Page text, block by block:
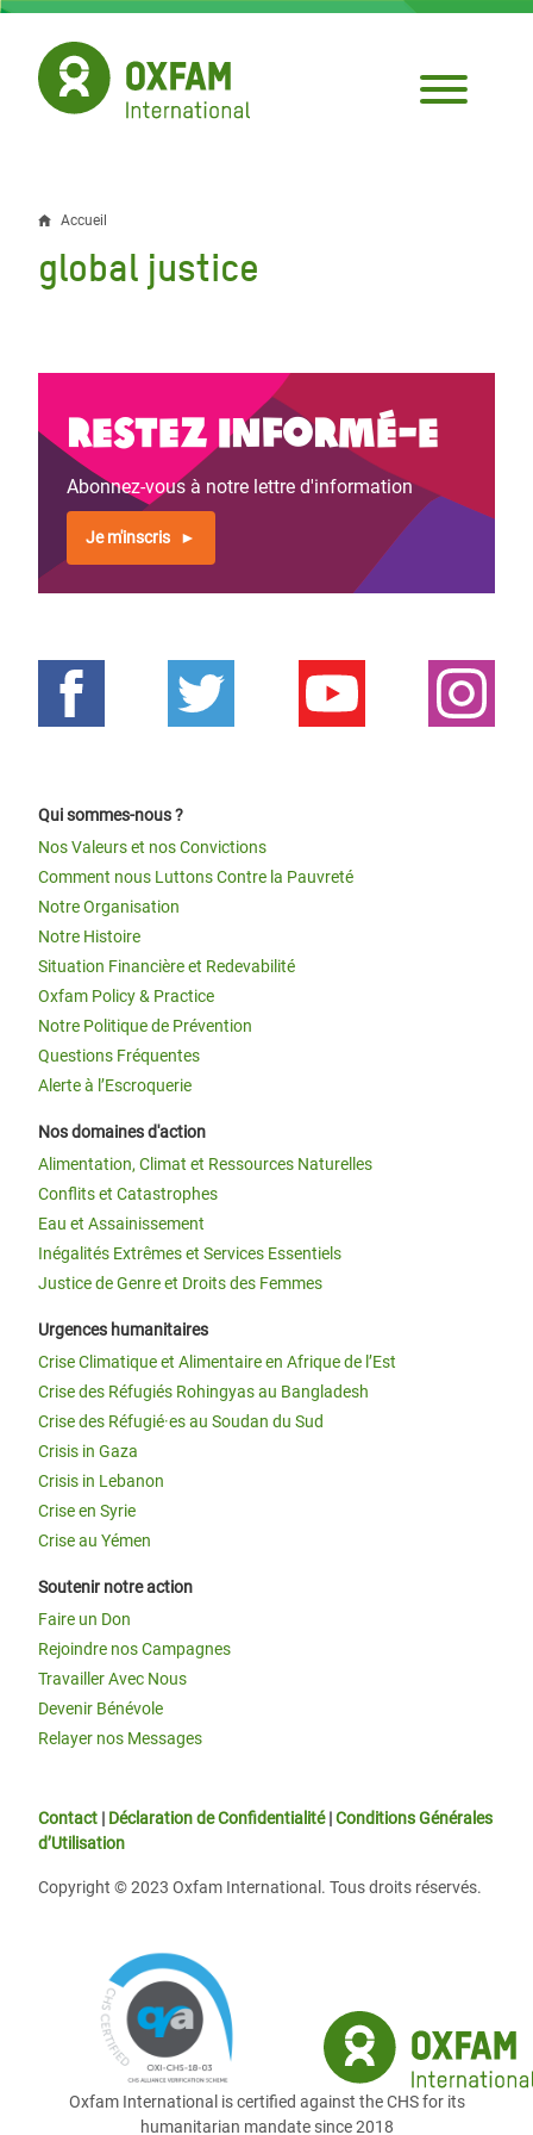
Aller
contenu
principal
Fil
d'Ariane
Accueil
global justice
Restez informé-e
Abonnez-vous à notre lettre d'information
Je m'inscris
Qui sommes-nous ?
Nos Valeurs et nos Convictions
Comment nous Luttons Contre la Pauvreté
Notre Organisation
Notre Histoire
Situation Financière et Redevabilité
Oxfam Policy & Practice
Notre Politique de Prévention
Questions Fréquentes
Alerte à l’Escroquerie
Nos domaines d'action
Alimentation, Climat et Ressources Naturelles
Conflits et Catastrophes
Eau et Assainissement
Inégalités Extrêmes et Services Essentiels
Justice de Genre et Droits des Femmes
Urgences humanitaires
Crise Climatique et Alimentaire en Afrique de l’Est
Crise des Réfugiés Rohingyas au Bangladesh
Crise des Réfugié·es au Soudan du Sud
Crisis in Gaza
Crisis in Lebanon
Crise en Syrie
Crise au Yémen
Soutenir notre action
Faire un Don
Rejoindre nos Campagnes
Travailler Avec Nous
Devenir Bénévole
Relayer nos Messages
Contact | Déclaration de Confidentialité|Conditions Générales
d’Utilisation
Copyright © 2023 Oxfam International. Tous droits réservés.
Oxfam International is certified against the CHS for its
humanitarian mandate since 2018